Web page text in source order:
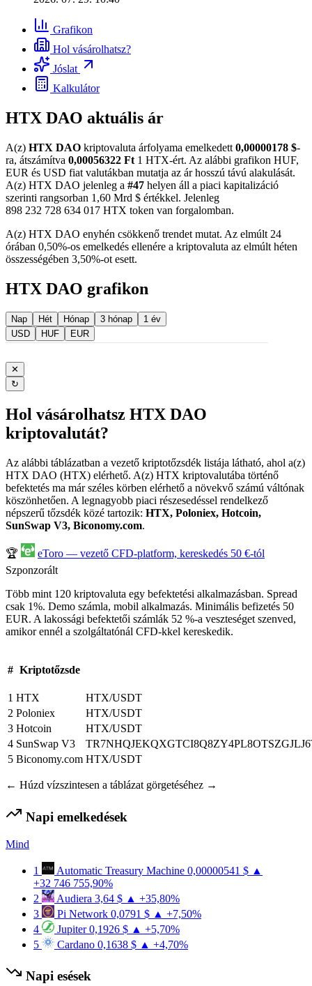
Grafikon
Hol vásárolhatsz?
Jóslat
Kalkulátor
HTX DAO aktuális ár
A(z) HTX DAO kriptovaluta árfolyama emelkedett 0,00000178 $-
ra, átszámítva 0,00056322 Ft 1 HTX-ért. Az alábbi grafikon HUF,
EUR és USD fiat valutákban mutatja az ár hosszú távú alakulását.
A(z) HTX DAO jelenleg a #47 helyen áll a piaci kapitalizáció
szerinti rangsorban 1,60 Mrd $ értékkel. Jelenleg
898 232 728 634 017 HTX token van forgalomban.
A(z) HTX DAO enyhén csökkenő trendet mutat. Az elmúlt 24
órában 0,50%-os emelkedés ellenére a kriptovaluta az elmúlt héten
összességében 3,50%-ot esett.
HTX DAO grafikon
Nap Hét Hónap 3 hónap
1 év
USD
HUF EUR
✕
↻
Hol vásárolhatsz HTX DAO
kriptovalutát?
Az alábbi táblázatban a vezető kriptotőzsdék listája látható, ahol a(z)
HTX DAO (HTX) elérhető. A(z) HTX kriptovalutába történő
befektetés ma már széles körben elérhető a növekvő számú váltónak
köszönhetően. A legnagyobb piaci részesedéssel rendelkező
népszerű tőzsdék közé tartozik: HTX, Poloniex, Hotcoin,
SunSwap V3, Biconomy.com.
🏆
eToro — vezető CFD-platform, kereskedés 50 €-tól
Szponzorált
Több mint 120 kriptovaluta egy befektetési alkalmazásban. Spread
csak 1%. Demo számla, mobil alkalmazás. Minimális befizetés 50
EUR. A lakossági befektetői számlák 52 %-a veszteséget szenved,
amikor ennél a szolgáltatónál CFD-kkel kereskedik.
# Kriptotőzsde
1 HTX
HTX/USDT
2 Poloniex
HTX/USDT
3 Hotcoin
HTX/USDT
4 SunSwap V3
5 Biconomy.com HTX/USDT
← Húzd vízszintesen a táblázat görgetéséhez →
Napi emelkedések
Mind
1 Automatic Treasury Machine 0,00000541 $ ▲
+32 746 755,90%
2
Audiera 3,64 $ ▲ +35,80%
3
Pi Network 0,0791 $ ▲ +7,50%
4
Jupiter 0,1926 $ ▲ +5,70%
5
Cardano 0,1638 $ ▲ +4,70%
Napi esések